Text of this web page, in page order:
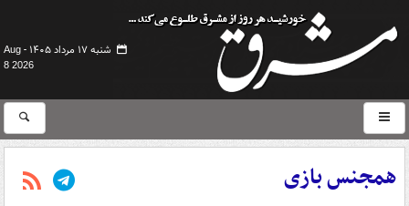
شنبه ۱۷ مرداد ۱۴۰۵ -
Aug
8 2026
همجنس بازی